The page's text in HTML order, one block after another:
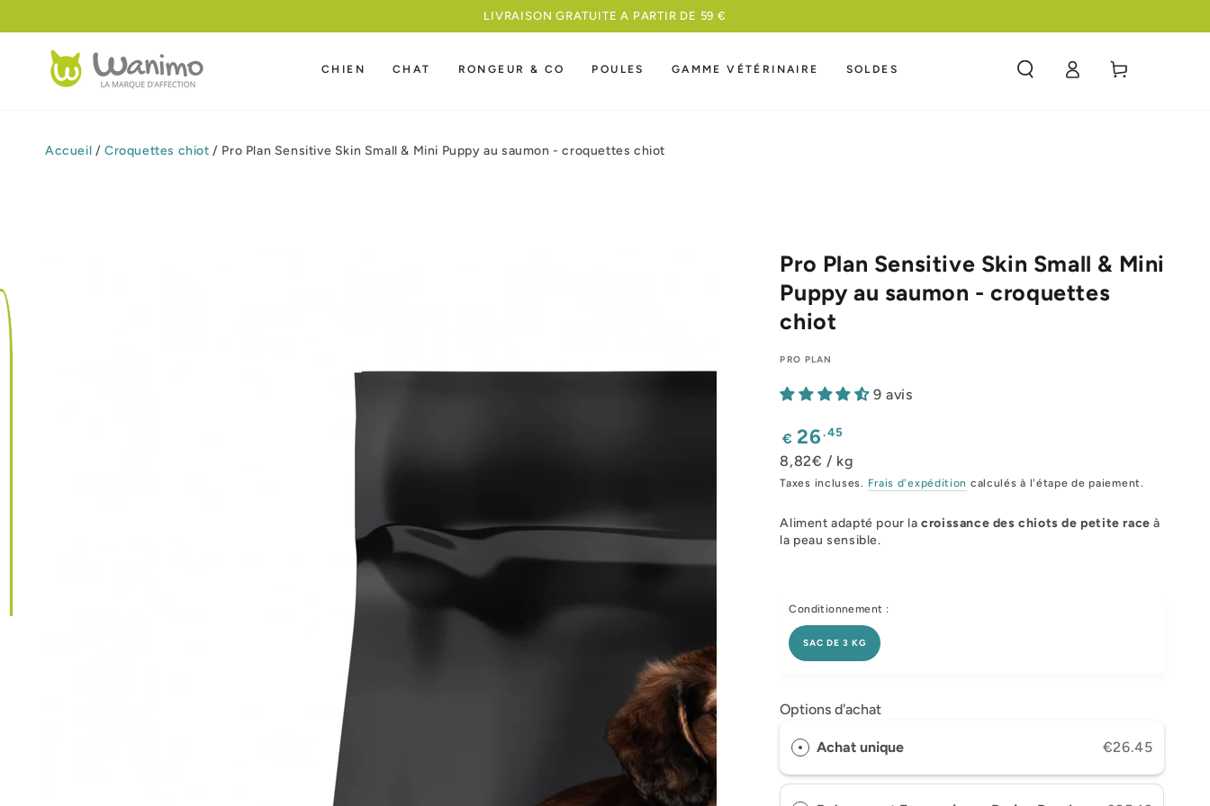
MEILLEURE NOURRITURE A UN PRIX COMPETITIF
CHIEN CHAT RONGEUR & CO POULES GAMME VÉTÉRINAIRE SOLDES Connexion Panier
Accueil / Croquettes chiot / Pro Plan Sensitive Skin Small & Mini Puppy au saumon - croquettes chiot
Pro Plan Sensitive Skin Small & Mini
Puppy au saumon - croquettes
chiot
PRO PLAN
9 avis
Prix
€ 26 .45
8,82€ / kg
Taxes incluses. Frais d'expédition calculés à l'étape de paiement.
Aliment adapté pour lacroissance des chiots de petite race à
la peau sensible.
Conditionnement :
SAC DE 3 KG
Options d'achat
Achat unique €26.45